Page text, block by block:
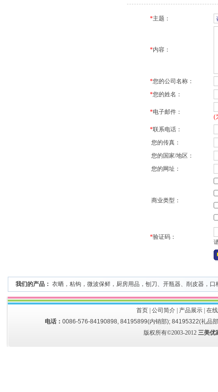
*主题：
*内容：
*您的公司名称：
*您的姓名：
*电子邮件：
(
*联系电话：
您的传真：
您的国家/地区：
您的网址：
商业类型：
*验证码：
我们的产品： 衣晒 ， 粘钩 ， 微波保鲜 ， 厨房用品 ， 刨刀、开瓶器、削皮器 ， 口
首页| 公司简介| 产品展示| 在
电话： 0086-576-84190898, 84195899(内销部); 84195322(礼品
版权所有©2003-2012 三美优